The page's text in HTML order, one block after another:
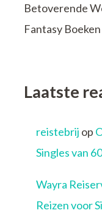
Betoverende
Fantasy Boeken
Laatste
reistebrij op
Singles van
Wayra
Reizen voor